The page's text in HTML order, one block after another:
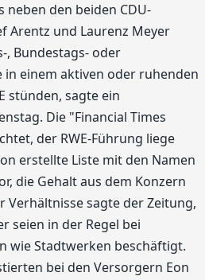
neben den beiden CDU-
Arentz und Laurenz Meyer
, Bundestags- oder
in einem aktiven oder ruhenden
stünden, sagte ein
Die "Financial Times
der RWE-Führung liege
erstellte Liste mit den Namen
die Gehalt aus dem Konzern
Verhältnisse sagte der Zeitung,
seien in der Regel bei
wie Stadtwerken beschäftigt.
bei den Versorgern Eon